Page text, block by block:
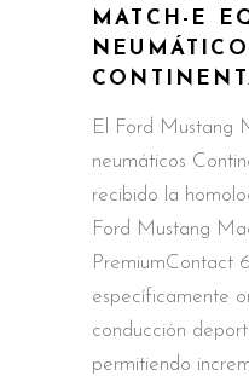
MATCH-E
El Ford Mustang
neumáticos
recibido la
Ford Mustang
PremiumContact
específicamente
conducción
permitiendo